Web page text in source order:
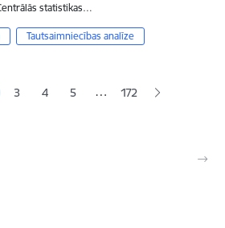
statistikas…
Tautsaimniecības analīze
lapa
Lapa
3 Lapa
4 Lapa
5 … 172